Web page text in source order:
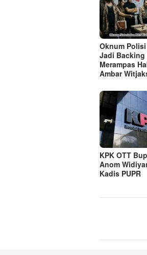
Oknum
Jadi Backing
Merampas
Ambar
KPK OTT
Anom
Kadis PUPR